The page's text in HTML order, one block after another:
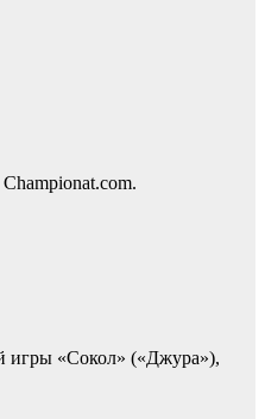
игры «Сокол» («Джура»),